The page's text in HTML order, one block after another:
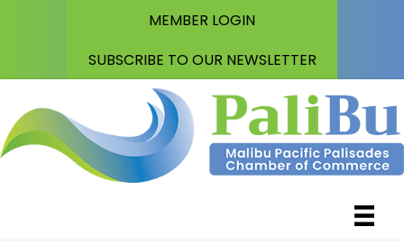
MEMBER LOGIN
SUBSCRIBE TO OUR NEWSLETTER